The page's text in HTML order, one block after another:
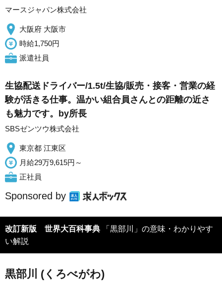
マースジャパン株式会社
大阪府 大阪市
時給1,750円
派遣社員
生協配送ドライバー/1.5t/生協/販売・接客・営業の経
験が活きる仕事。温かい組合員さんとの距離の近さ
も魅力です。by所長
SBSゼンツウ株式会社
東京都 江東区
月給29万9,615円～
正社員
Sponsored by
改訂新版 世界大百科事典
い解説
黒部川 (くろべがわ)